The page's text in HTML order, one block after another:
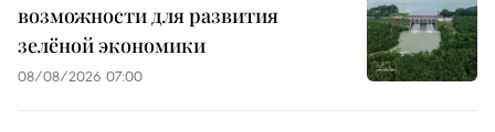
возможности для развития
зелёной экономики
08/08/2026 07:00